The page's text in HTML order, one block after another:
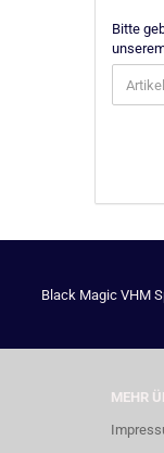
BITTE
GEBEN
SIE
DIE
Bitte
Black Magic VHM
MEHR